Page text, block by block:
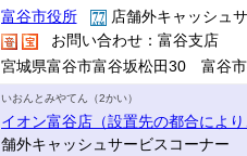
富谷市役所
店舗外キャッシュ
お問い合わせ：富谷支店
宮城県富谷市富谷坂松田30 富谷
いおんとみやてん（2かい）
イオン富谷店（設置先の都合によ
舗外キャッシュサービスコーナー